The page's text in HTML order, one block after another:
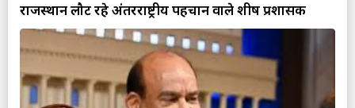
राजस्थान लौट रहे अंतरराष्ट्रीय पहचान वाले शीर्ष प्रशासक